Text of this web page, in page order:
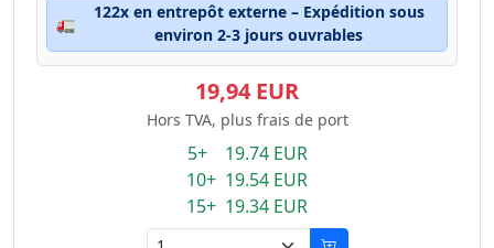
🚛
122x en entrepôt externe – Expédition sous
environ 2-3 jours ouvrables
19,94 EUR
Hors TVA, plus frais de port
5+ 19.74 EUR
10+ 19.54 EUR
15+ 19.34 EUR